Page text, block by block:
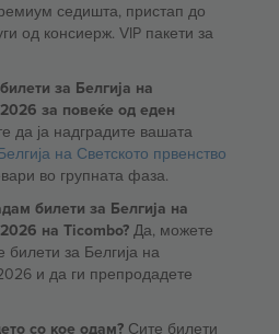
седишта, пристап до
од консиерж. VIP пакети за
за Белгија на
за повеќе од еден
да ја надградите вашата
на Светското првенство
во групната фаза.
билети за Белгија на
на Ticombo? Да, можете
за Белгија на
и да ги препродадете
со кое одам? Сите билети